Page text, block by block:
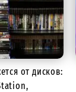
от дисков: